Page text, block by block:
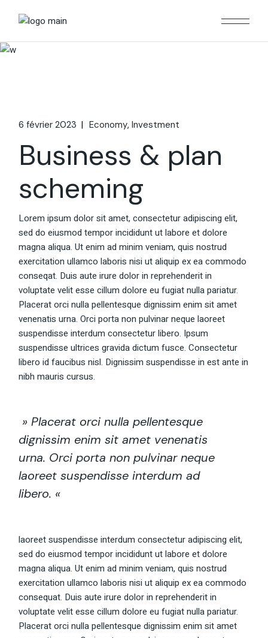
6 février 2023 Economy Investment
Business & plan
scheming
Lorem ipsum dolor sit amet, consectetur adipiscing elit,
sed do eiusmod tempor incididunt ut labore et dolore
magna aliqua. Ut enim ad minim veniam, quis nostrud
exercitation ullamco laboris nisi ut aliquip ex ea commodo
conseqat. Duis aute irure dolor in reprehenderit in
voluptate velit esse cillum dolore eu fugiat nulla pariatur.
Placerat orci nulla pellentesque dignissim enim sit amet
venenatis urna. Orci porta non pulvinar neque laoreet
suspendisse interdum consectetur libero. Ipsum
suspendisse ultrices gravida dictum fusce. Consectetur
libero id faucibus nisl. Dignissim suspendisse in est ante in
nibh mauris cursus.
» Placerat orci nulla pellentesque
dignissim enim sit amet venenatis
urna. Orci porta non pulvinar neque
laoreet suspendisse interdum ad
libero. «
laoreet suspendisse interdum consectetur adipiscing elit,
sed do eiusmod tempor incididunt ut labore et dolore
magna aliqua. Ut enim ad minim veniam, quis nostrud
exercitation ullamco laboris nisi ut aliquip ex ea commodo
consequat. Duis aute irure dolor in reprehenderit in
voluptate velit esse cillum dolore eu fugiat nulla pariatur.
Placerat orci nulla pellentesque dignissim enim sit amet